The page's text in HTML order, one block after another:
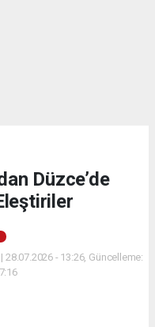
Düzce’de
- 13:26, Güncelleme: